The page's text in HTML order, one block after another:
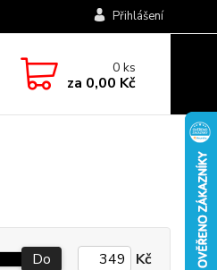
Přihlášení
0ks
za 0,00 Kč
Do Kč